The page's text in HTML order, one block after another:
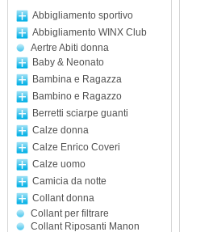
Abbigliamento sportivo
Abbigliamento WINX Club
Aertre Abiti donna
Baby & Neonato
Bambina e Ragazza
Bambino e Ragazzo
Berretti sciarpe guanti
Calze donna
Calze Enrico Coveri
Calze uomo
Camicia da notte
Collant donna
Collant per filtrare
Collant Riposanti Manon